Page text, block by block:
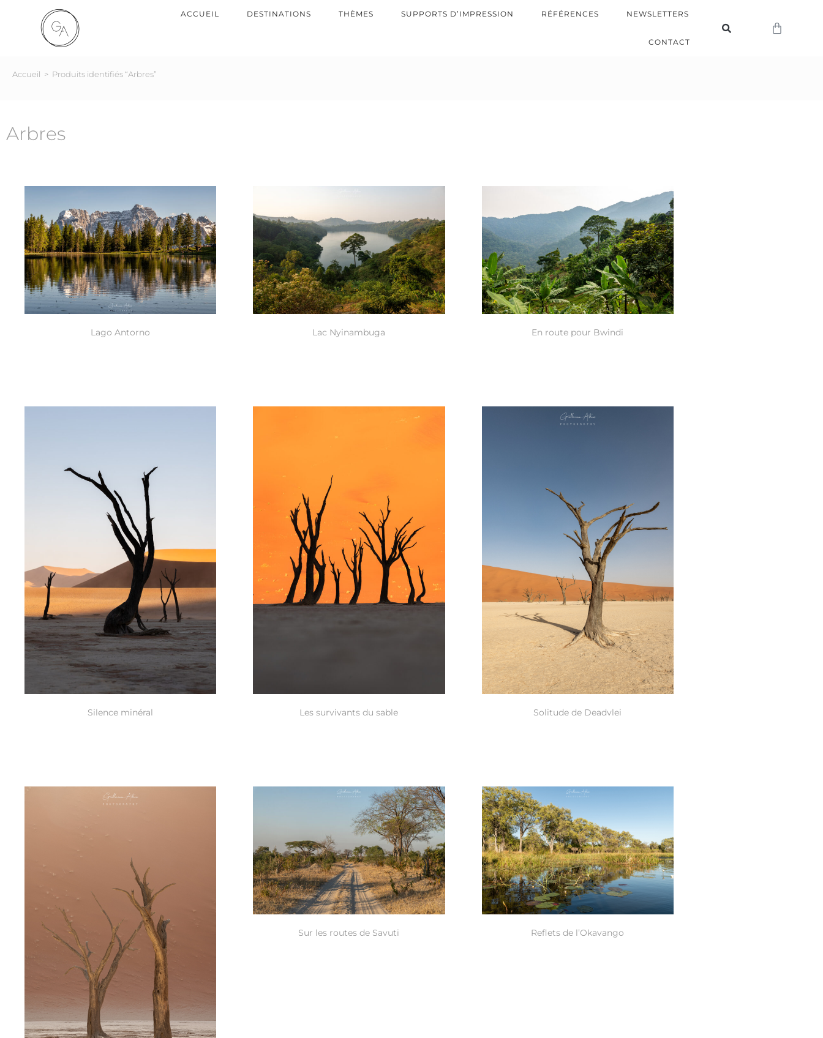
ACCUEIL DESTINATIONS THÈMES SUPPORTS D’IMPRESSION RÉFÉRENCES NEWSLETTERS
CONTACT
Accueil > Produits identifiés “Arbres”
Arbres
Lago Antorno Lac Nyinambuga En route pour Bwindi
Silence minéral Les survivants du sable Solitude de Deadvlei
Sur les routes de Savuti Reflets de l’Okavango